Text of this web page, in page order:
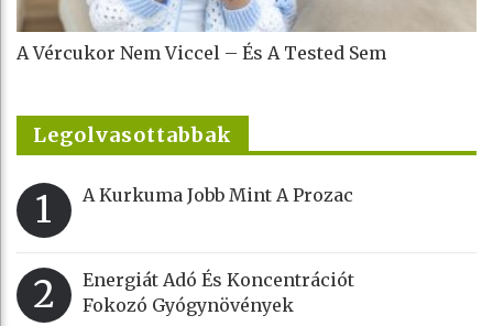
A Vércukor Nem Viccel – És A Tested Sem
Legolvasottabbak
1 A Kurkuma Jobb Mint A Prozac
2
Energiát Adó És Koncentrációt
Fokozó Gyógynövények